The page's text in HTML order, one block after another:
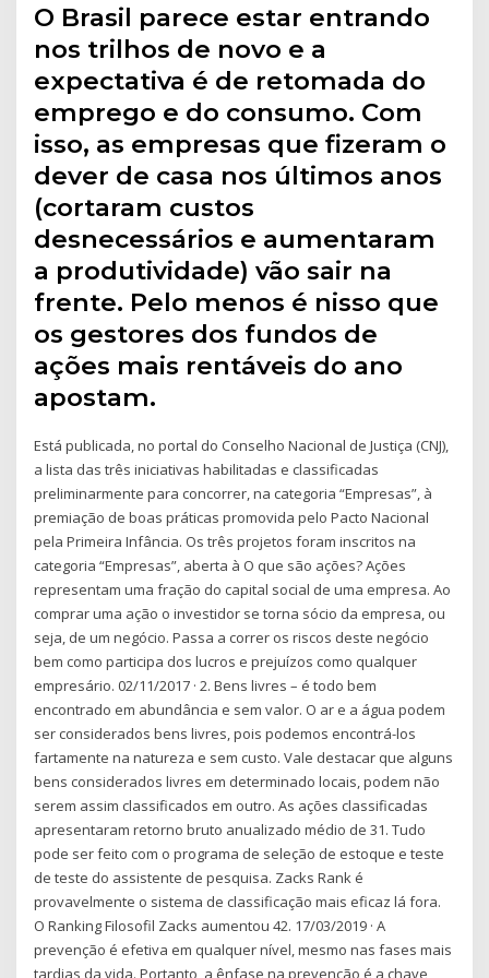
O Brasil parece estar entrando
nos trilhos de novo e a
expectativa é de retomada do
emprego e do consumo. Com
isso, as empresas que fizeram o
dever de casa nos últimos anos
(cortaram custos
desnecessários e aumentaram
a produtividade) vão sair na
frente. Pelo menos é nisso que
os gestores dos fundos de
ações mais rentáveis do ano
apostam.
Está publicada, no portal do Conselho Nacional de Justiça (CNJ),
a lista das três iniciativas habilitadas e classificadas
preliminarmente para concorrer, na categoria “Empresas”, à
premiação de boas práticas promovida pelo Pacto Nacional
pela Primeira Infância. Os três projetos foram inscritos na
categoria “Empresas”, aberta à O que são ações? Ações
representam uma fração do capital social de uma empresa. Ao
comprar uma ação o investidor se torna sócio da empresa, ou
seja, de um negócio. Passa a correr os riscos deste negócio
bem como participa dos lucros e prejuízos como qualquer
empresário. 02/11/2017 · 2. Bens livres – é todo bem
encontrado em abundância e sem valor. O ar e a água podem
ser considerados bens livres, pois podemos encontrá-los
fartamente na natureza e sem custo. Vale destacar que alguns
bens considerados livres em determinado locais, podem não
serem assim classificados em outro. As ações classificadas
apresentaram retorno bruto anualizado médio de 31. Tudo
pode ser feito com o programa de seleção de estoque e teste
de teste do assistente de pesquisa. Zacks Rank é
provavelmente o sistema de classificação mais eficaz lá fora.
O Ranking Filosofil Zacks aumentou 42. 17/03/2019 · A
prevenção é efetiva em qualquer nível, mesmo nas fases mais
tardias da vida. Portanto, a ênfase na prevenção é a chave